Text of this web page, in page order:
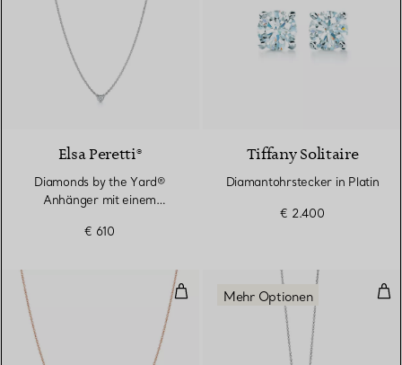
Elsa Peretti®
Diamonds by the Yard®
Anhänger mit einem
€ 610
Tiffany Solitaire
Diamantohrstecker in Platin
€ 2.400
Diamonds by the Yard® Herz-
Mehr Optionen